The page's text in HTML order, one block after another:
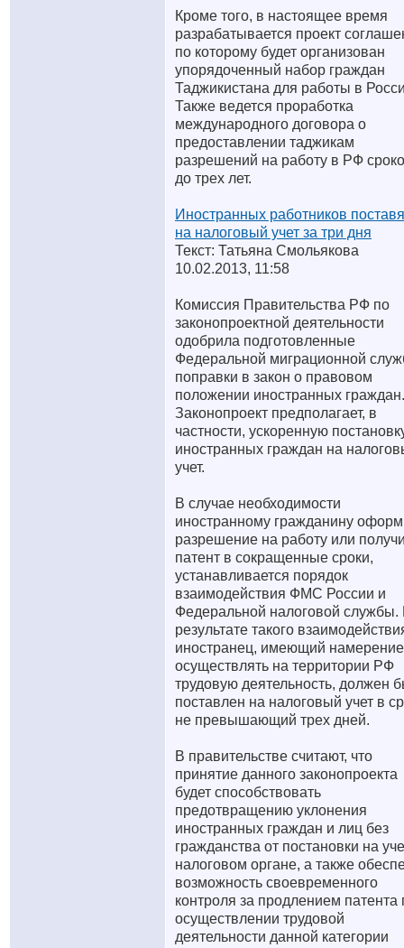
Кроме того, в настоящее время
разрабатывается проект
по которому будет организован
упорядоченный набор граждан
Таджикистана для работы в
Также ведется проработка
международного договора о
предоставлении таджикам
разрешений на работу в РФ
до трех лет.
Иностранных работников
на налоговый учет за три дня
Текст: Татьяна Смольякова
10.02.2013, 11:58
Комиссия Правительства РФ по
законопроектной деятельности
одобрила подготовленные
Федеральной миграционной
поправки в закон о правовом
положении иностранных граждан.
Законопроект предполагает, в
частности, ускоренную
иностранных граждан на
учет.
В случае необходимости
иностранному гражданину
разрешение на работу или
патент в сокращенные сроки,
устанавливается порядок
взаимодействия ФМС России и
Федеральной налоговой службы.
результате такого
иностранец, имеющий намерение
осуществлять на территории РФ
трудовую деятельность, должен
поставлен на налоговый учет в
не превышающий трех дней.
В правительстве считают, что
принятие данного законопроекта
будет способствовать
предотвращению уклонения
иностранных граждан и лиц без
гражданства от постановки на
налоговом органе, а также
возможность своевременного
контроля за продлением патента
осуществлении трудовой
деятельности данной категории